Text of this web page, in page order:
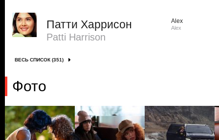
Патти Харрисон
Patti Harrison
Alex
Alex
ВЕСЬ СПИСОК (351)
Фото